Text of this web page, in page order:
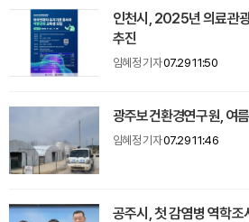
인천시, 2025년 의료관
추진
임혜정 기자07.29 11:50
광주보건환경연구원, 여
임혜정 기자07.29 11:46
공주시, 첫 감염병 역학조